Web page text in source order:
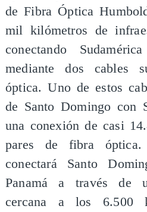
de Fibra Óptica
mil kilómetros de
conectando
mediante dos cables
óptica. Uno de estos
de Santo Domingo con
una conexión de casi
pares de fibra
conectará Santo
Panamá a través de
cercana a los 6.500